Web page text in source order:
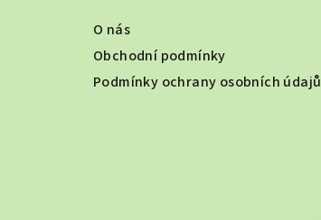
O nás
Obchodní podmínky
Podmínky ochrany osobních údajů